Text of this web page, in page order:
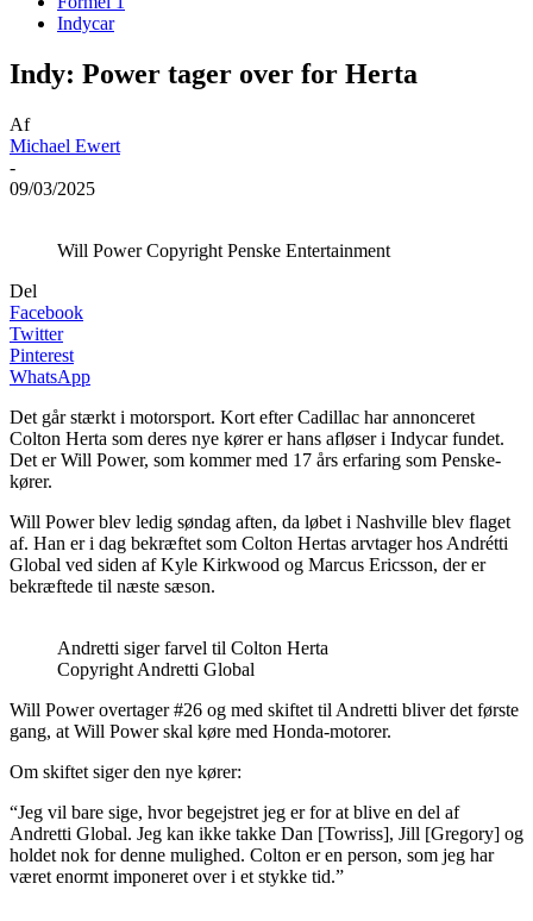
Indycar
Indy: Power tager over for Herta
Af
Michael Ewert
-
09/03/2025
Will Power Copyright Penske Entertainment
Del
Facebook
Twitter
Pinterest
WhatsApp
Det går stærkt i motorsport. Kort efter Cadillac har annonceret
Colton Herta som deres nye kører er hans afløser i Indycar fundet.
Det er Will Power, som kommer med 17 års erfaring som Penske-
kører.
Will Power blev ledig søndag aften, da løbet i Nashville blev flaget
af. Han er i dag bekræftet som Colton Hertas arvtager hos Andrétti
Global ved siden af Kyle Kirkwood og Marcus Ericsson, der er
bekræftede til næste sæson.
Andretti siger farvel til Colton Herta
Copyright Andretti Global
Will Power overtager #26 og med skiftet til Andretti bliver det første
gang, at Will Power skal køre med Honda-motorer.
Om skiftet siger den nye kører:
“Jeg vil bare sige, hvor begejstret jeg er for at blive en del af
Andretti Global. Jeg kan ikke takke Dan [Towriss], Jill [Gregory] og
holdet nok for denne mulighed. Colton er en person, som jeg har
været enormt imponeret over i et stykke tid.”